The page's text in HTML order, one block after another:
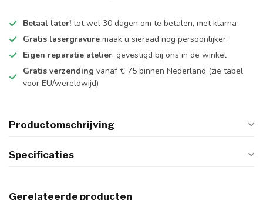
Betaal later! tot wel 30 dagen om te betalen, met klarna
Gratis lasergravure maak u sieraad nog persoonlijker.
Eigen reparatie atelier, gevestigd bij ons in de winkel
Gratis verzending vanaf € 75 binnen Nederland (zie tabel
voor EU/wereldwijd)
Productomschrijving
Specificaties
Gerelateerde producten